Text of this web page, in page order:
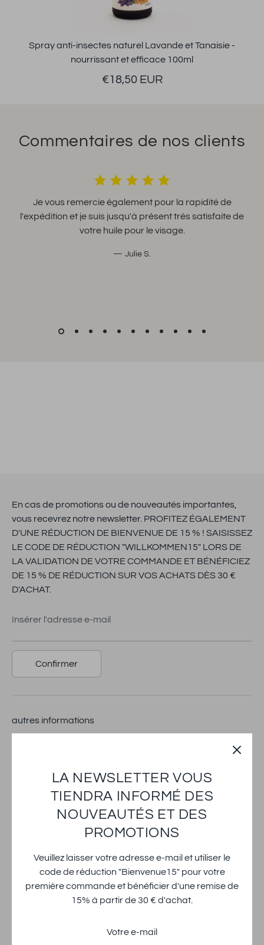
Spray anti-insectes naturel Lavande et Tanaisie -
nourrissant et efficace 100ml
€18,50 EUR
Commentaires de nos clients
.....je dois dire que je suis très satisfait de vos produits
👍
LA NEWSLETTER VOUS
TIENDRA INFORMÉ DES
NOUVEAUTÉS ET DES
PROMOTIONS
Veuillez laisser votre adresse e-mail et utiliser le
code de réduction "Bienvenue15" pour votre
première commande et bénéficier d'une remise de
15% à partir de 30 € d'achat.
En cas de promotions ou de nouveautés importantes,
vous recevrez notre newsletter. PROFITEZ ÉGALEMENT
D'UNE RÉDUCTION DE BIENVENUE DE 15 % ! SAISISSEZ
LE CODE DE RÉDUCTION "WILLKOMMEN15" LORS DE
LA VALIDATION DE VOTRE COMMANDE ET BÉNÉFICIEZ
DE 15 % DE RÉDUCTION SUR VOS ACHATS DÈS 30 €
D'ACHAT.
Insérer l'adresse e-mail
Confirmer
autres informations
Widerruf einreichen